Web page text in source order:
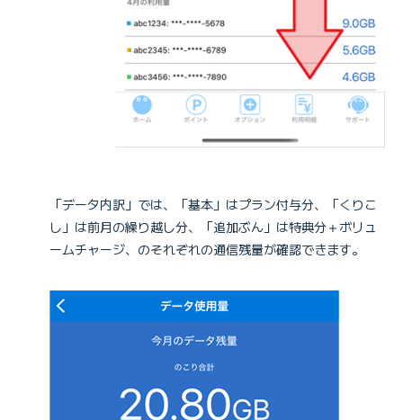
「データ内訳」では、「基本」はプラン付与分、「くりこ
し」は前月の繰り越し分、「追加ぶん」は特典分＋ボリュ
ームチャージ、のそれぞれの通信残量が確認できます。